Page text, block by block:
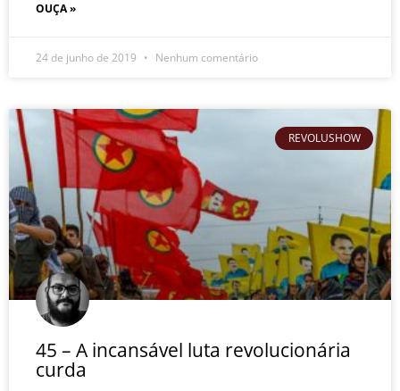
OUÇA »
24 de junho de 2019 Nenhum comentário
REVOLUSHOW
45 – A incansável luta revolucionária
curda